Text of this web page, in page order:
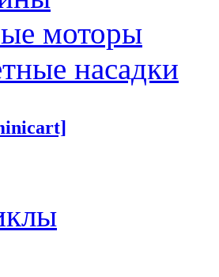
моторы
насадки